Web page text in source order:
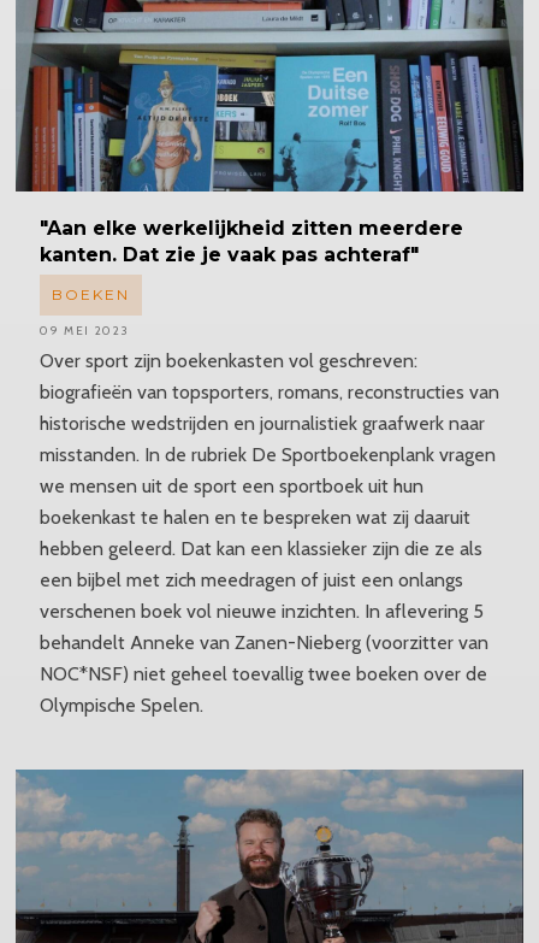
"Aan elke werkelijkheid zitten meerdere
kanten. Dat zie je vaak pas achteraf"
Over sport zijn boekenkasten vol geschreven:
biografieën van topsporters, romans, reconstructies van
historische wedstrijden en journalistiek graafwerk naar
misstanden. In de rubriek De Sportboekenplank vragen
we mensen uit de sport een sportboek uit hun
boekenkast te halen en te bespreken wat zij daaruit
hebben geleerd. Dat kan een klassieker zijn die ze als
een bijbel met zich meedragen of juist een onlangs
verschenen boek vol nieuwe inzichten. In aflevering 5
behandelt Anneke van Zanen-Nieberg (voorzitter van
NOC*NSF) niet geheel toevallig twee boeken over de
Olympische Spelen.
BOEKEN
09 MEI 2023